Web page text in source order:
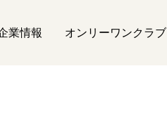
業情報 オンリーワンクラブ